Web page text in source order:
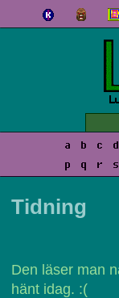
a b c d
p
q r s
Tidning
Den läser man
hänt idag. :(